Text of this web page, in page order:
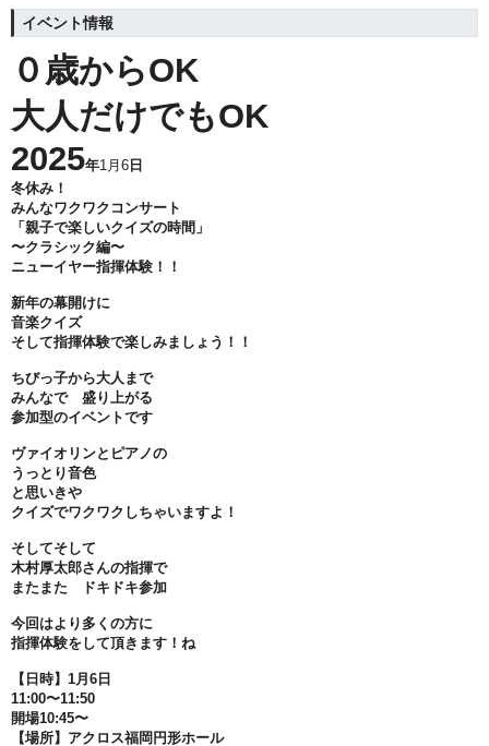
イベント情報
０歳からOK
大人だけでもOK
2025年1月6 日
冬休み！
みんなワクワクコンサート
「親子で楽しいクイズの時間」
〜クラシック編〜
ニューイヤー指揮体験！！
新年の幕開けに
音楽クイズ
そして指揮体験で楽しみましょう！！
ちびっ子から大人まで
みんなで 盛り上がる
参加型のイベントです
ヴァイオリンとピアノの
うっとり音色
と思いきや
クイズでワクワクしちゃいますよ！
そしてそして
木村厚太郎さんの指揮で
またまた ドキドキ参加
今回はより多くの方に
指揮体験をして頂きます！ね
【日時】1月6日
11:00〜11:50
開場10:45〜
【場所】アクロス福岡円形ホール